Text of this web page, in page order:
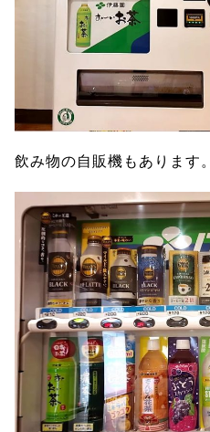
飲み物の自販機もあります。